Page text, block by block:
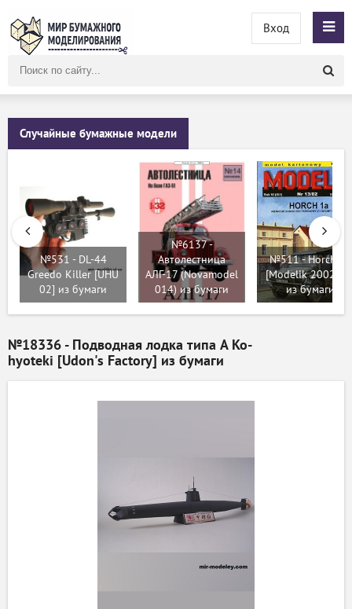
сайту
Вход
Случайные бумажные модели
№531 - DL-44
Greedo Killer [UHU
02] из бумаги
№6137 -
Автолестница
АЛГ-17 (Novamodel
014) из бумаги
№511 - Horch 1a
[Modelik 2002-
из бумаги
№18336 - Подводная лодка типа A Ko-
hyoteki [Udon's Factory] из бумаги